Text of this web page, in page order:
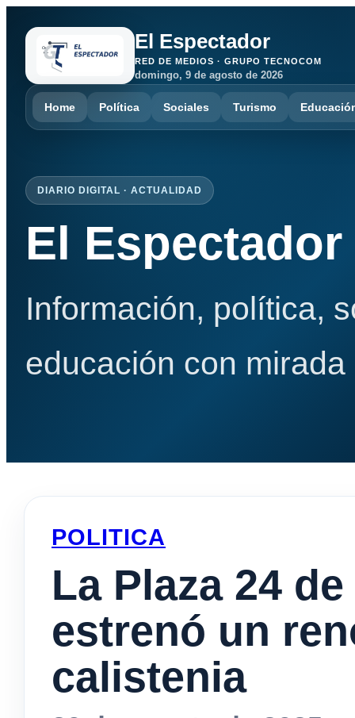
El Espectador
RED DE MEDIOS · GRUPO TECNOCOM
domingo, 9 de agosto de 2026
Home Política Sociales Turismo
DIARIO DIGITAL · ACTUALIDAD
El Espectador
Información, política,
educación con
POLITICA
La Plaza 24
estrenó un
calistenia